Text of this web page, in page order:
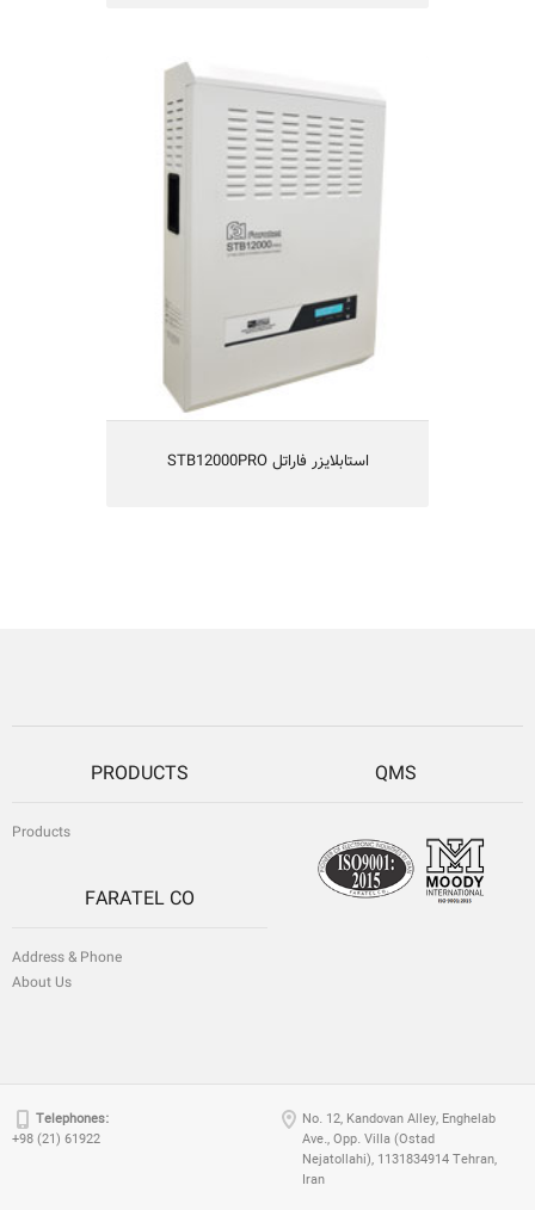
STB12000PRO استابلایزر فاراتل
STB12000PRO استابلایزر فاراتل
• Regulation and stabilization of power
line voltage
• Protection of electrical devices against
out of range input voltages
• Overheat protection
• Equipped with microprocessor
• Equipped with load indicator
• Equipped with special connectors for
easy installation
QMS
PRODUCTS
Products
FARATEL CO
Address & Phone
About Us
Telephones:
+98 (21) 61922
No. 12, Kandovan Alley, Enghelab
Ave., Opp. Villa (Ostad
Nejatollahi), 1131834914 Tehran,
Iran